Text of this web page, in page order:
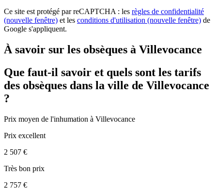
Ce site est protégé par reCAPTCHA : les règles de confidentialité
(nouvelle fenêtre) et les conditions d'utilisation (nouvelle fenêtre) de
Google s'appliquent.
À savoir sur les obsèques à Villevocance
Que faut-il savoir et quels sont les tarifs
des obsèques dans la ville de Villevocance
?
Prix moyen de l'inhumation à Villevocance
Prix excellent
2 507 €
Très bon prix
2 757 €